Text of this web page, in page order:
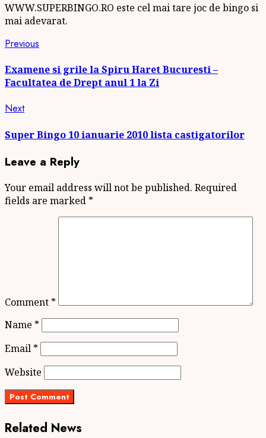
WWW.SUPERBINGO.RO este cel mai tare joc de bingo si
mai adevarat.
Continue
Reading
Previous
Examene si grile la Spiru Haret Bucuresti –
Facultatea de Drept anul 1 la Zi
NextNext
Super Bingo 10 ianuarie 2010 lista castigatorilor
Leave a Reply
Your email address will not be published. Required
fields are marked *
Comment *
Name *
Email *
Website
Related News